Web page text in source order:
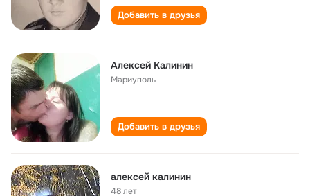
Добавить в друзья
Алексей Калинин
Мариуполь
Добавить в друзья
алексей калинин
48 лет